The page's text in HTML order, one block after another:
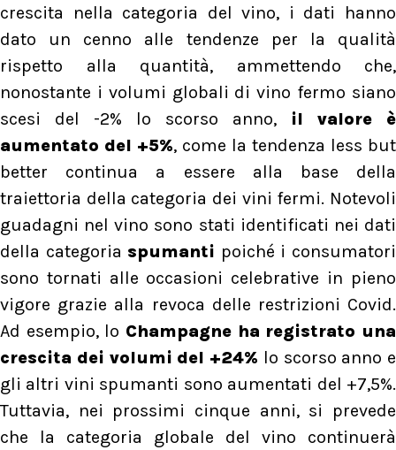
crescita nella categoria del vino, i dati hanno
dato un cenno alle tendenze per la qualità
rispetto alla quantità, ammettendo che,
nonostante i volumi globali di vino fermo siano
scesi del -2% lo scorso anno, il valore è
aumentato del +5%, come la tendenza less but
better continua a essere alla base della
traiettoria della categoria dei vini fermi. Notevoli
guadagni nel vino sono stati identificati nei dati
della categoria spumanti poiché i consumatori
sono tornati alle occasioni celebrative in pieno
vigore grazie alla revoca delle restrizioni Covid.
Ad esempio, lo Champagne ha registrato una
crescita dei volumi del +24% lo scorso anno e
gli altri vini spumanti sono aumentati del +7,5%.
Tuttavia, nei prossimi cinque anni, si prevede
che la categoria globale del vino continuerà